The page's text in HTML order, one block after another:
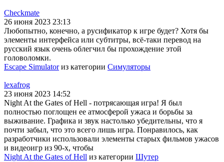
Checkmate
26 июня 2023 23:13
Любопытно, конечно, а русификатор к игре будет? Хотя бы
элементы интерфейса или субтитры, всё-таки перевод на
русский язык очень облегчил бы прохождение этой
головоломки.
Escape Simulatorиз категории Симуляторы
lexafrog
23 июня 2023 14:52
Night At the Gates of Hell - потрясающая игра! Я был
полностью поглощен ее атмосферой ужаса и борьбы за
выживание. Графика и звук настолько убедительны, что я
почти забыл, что это всего лишь игра. Понравилось, как
разработчики использовали элементы старых фильмов ужасов
и видеоигр из 90-х, чтобы
Night At the Gates of Hell из категории Шутер